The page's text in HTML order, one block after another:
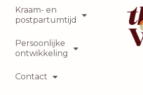
Kraam- en
postpartumtijd
Persoonlijke
ontwikkeling
Contact